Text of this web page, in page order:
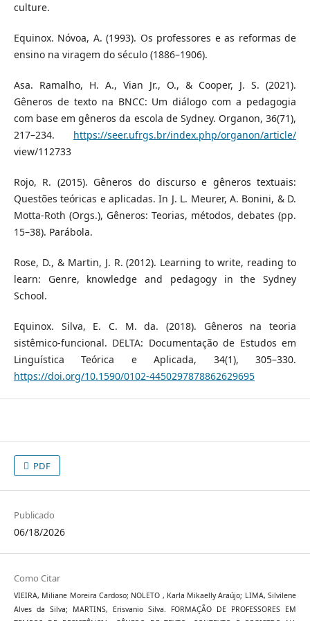
culture.
Equinox. Nóvoa, A. (1993). Os professores e as reformas de
ensino na viragem do século (1886–1906).
Asa. Ramalho, H. A., Vian Jr., O., & Cooper, J. S. (2021).
Gêneros de texto na BNCC: Um diálogo com a pedagogia
com base em gêneros da escola de Sydney. Organon, 36(71),
217–234. https://seer.ufrgs.br/index.php/organon/article/
view/112733
Rojo, R. (2015). Gêneros do discurso e gêneros textuais:
Questões teóricas e aplicadas. In J. L. Meurer, A. Bonini, & D.
Motta-Roth (Orgs.), Gêneros: Teorias, métodos, debates (pp.
15–38). Parábola.
Rose, D., & Martin, J. R. (2012). Learning to write, reading to
learn: Genre, knowledge and pedagogy in the Sydney
School.
Equinox. Silva, E. C. M. da. (2018). Gêneros na teoria
sistêmico-funcional. DELTA: Documentação de Estudos em
Linguística Teórica e Aplicada, 34(1), 305–330.
https://doi.org/10.1590/0102-4450297878862629695
PDF
Publicado
06/18/2026
Como Citar
VIEIRA, Miliane Moreira Cardoso; NOLETO , Karla Mikaelly Araújo; LIMA, Silvilene
Alves da Silva; MARTINS, Erisvanio Silva. FORMAÇÃO DE PROFESSORES EM